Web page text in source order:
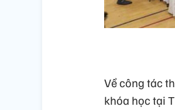
Về công tác
khóa học tại